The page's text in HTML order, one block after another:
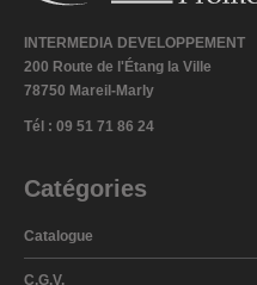
INTERMEDIA DEVELOPPEMENT
200 Route de l'Étang la Ville
78750 Mareil-Marly
Tél : 09 51 71 86 24
Catégories
Catalogue
C.G.V.